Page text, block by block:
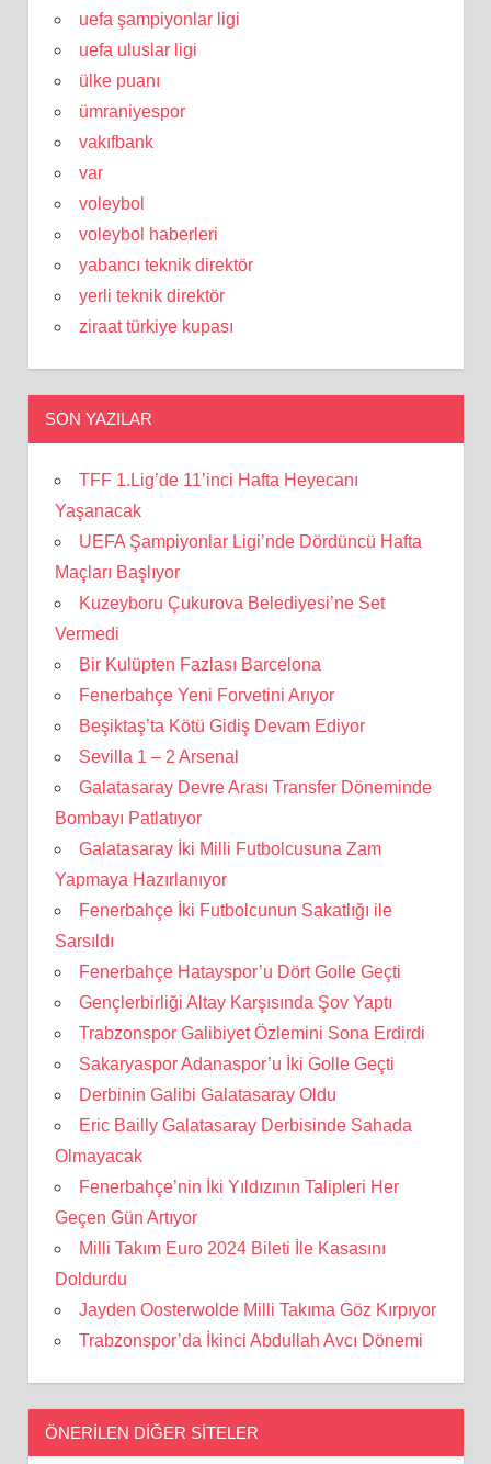
uefa şampiyonlar ligi
uefa uluslar ligi
ülke puanı
ümraniyespor
vakıfbank
var
voleybol
voleybol haberleri
yabancı teknik direktör
yerli teknik direktör
ziraat türkiye kupası
SON YAZILAR
TFF 1.Lig’de 11’inci Hafta Heyecanı
Yaşanacak
UEFA Şampiyonlar Ligi’nde Dördüncü Hafta
Maçları Başlıyor
Kuzeyboru Çukurova Belediyesi’ne Set
Vermedi
Bir Kulüpten Fazlası Barcelona
Fenerbahçe Yeni Forvetini Arıyor
Beşiktaş’ta Kötü Gidiş Devam Ediyor
Sevilla 1 – 2 Arsenal
Galatasaray Devre Arası Transfer Döneminde
Bombayı Patlatıyor
Galatasaray İki Milli Futbolcusuna Zam
Yapmaya Hazırlanıyor
Fenerbahçe İki Futbolcunun Sakatlığı ile
Sarsıldı
Fenerbahçe Hatayspor’u Dört Golle Geçti
Gençlerbirliği Altay Karşısında Şov Yaptı
Trabzonspor Galibiyet Özlemini Sona Erdirdi
Sakaryaspor Adanaspor’u İki Golle Geçti
Derbinin Galibi Galatasaray Oldu
Eric Bailly Galatasaray Derbisinde Sahada
Olmayacak
Fenerbahçe’nin İki Yıldızının Talipleri Her
Geçen Gün Artıyor
Milli Takım Euro 2024 Bileti İle Kasasını
Doldurdu
Jayden Oosterwolde Milli Takıma Göz Kırpıyor
Trabzonspor’da İkinci Abdullah Avcı Dönemi
ÖNERILEN DIĞER SITELER